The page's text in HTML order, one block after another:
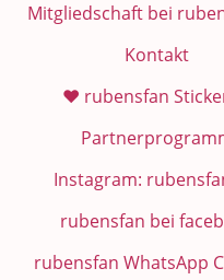
Mitgliedschaft bei
Kontakt
❤️ rubensfan
Instagram:
rubensfan bei
rubensfan WhatsApp